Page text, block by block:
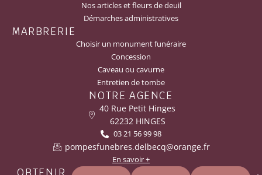
Nos articles et fleurs de deuil
Démarches administratives
MARBRERIE
Choisir un monument funéraire
Concession
Caveau ou cavurne
Entretien de tombe
NOTRE AGENCE
40 Rue Petit Hinges
62232 HINGES
03 21 56 99 98
pompesfunebres.delbecq@orange.fr
En savoir +